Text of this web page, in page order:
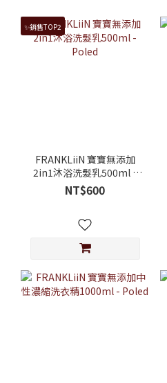
✨銷售TOP2
FRANKLiiN 寶寶無添加
2in1沐浴洗髮乳500ml -
Poled
NT$600